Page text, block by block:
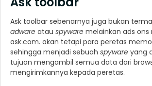
Ask toolbar sebenarnya juga bukan
adware atau spyware melainkan ads ons
ask.com. akan tetapi para peretas
sehingga menjadi sebuah spyware yang
tujuan mengambil semua data dari
mengirimkannya kepada peretas.